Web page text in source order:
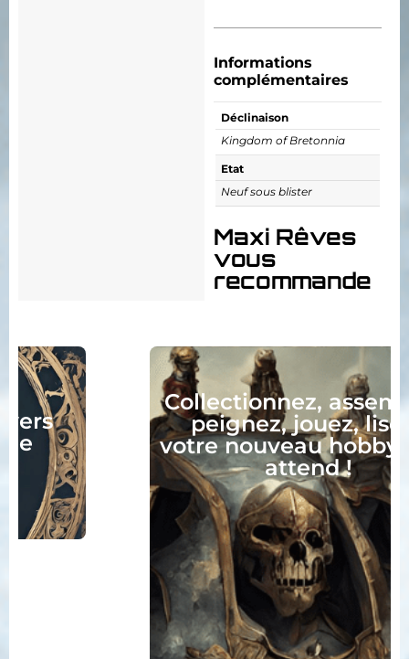
Informations
complémentaires
Déclinaison
Kingdom of Bretonnia
Etat
Neuf sous blister
Maxi Rêves
vous
recommande
Collectionnez, assemblez,
peignez, jouez, lisez :
votre nouveau hobby vous
attend !